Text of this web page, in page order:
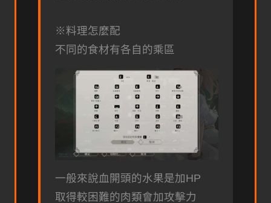
※料理怎麼配
不同的食材有各自的乘區
一般來說血開頭的水果是加HP
取得較困難的肉類會加攻擊力